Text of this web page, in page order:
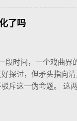
了吗
段时间，一个戏曲界
探讨，但矛头指向
斥这一伪命题。 这
就成了真理，人们真